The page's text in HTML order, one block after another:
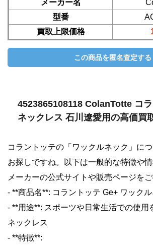
メーカー名
型番
買取上限価格
4523865108118 ColanTotte コ
ネックレス 石川遼愛用の高価買
コラントッテの「ワックルネック」に
お探しですね。以下は一般的な特徴や
メーカーの公式サイトや販売ページをご
- **商品名**: コラントッテ Ge+ ワック
- **用途**: スポーツや日常生活での使用
ネックレス
- **特徴**: